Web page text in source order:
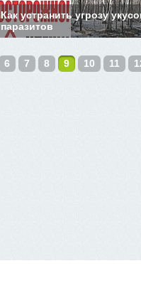
Как устранить угрозу
паразитов
6 7 8 9 10 11